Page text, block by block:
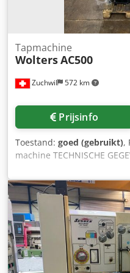
Zuchwil 572 km
Tapmachine
WoltersAC500
Prijsinfo
Toestand: goed (gebruikt),
machine TECHNISCHE
TECHNISCHE GEGEVENS
7/14 Diameter werkschijf:
Dikte werkschijf: 50 mm
tot ongeveer: 20 mm
Aandrijfgegevens: 380 V /
schijf: 1,0 / 1,4 kW
schijfaandrijving: 1,0 / 1,4
tpm Werkstukaandrijving:
wormwielmotor: 6 / 18 / 36